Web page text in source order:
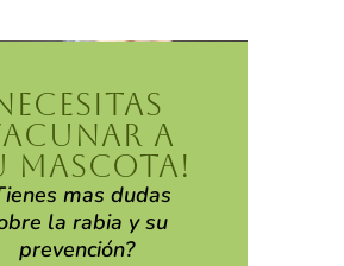
A
MASCOTA!
mas dudas
la rabia y su
prevención?